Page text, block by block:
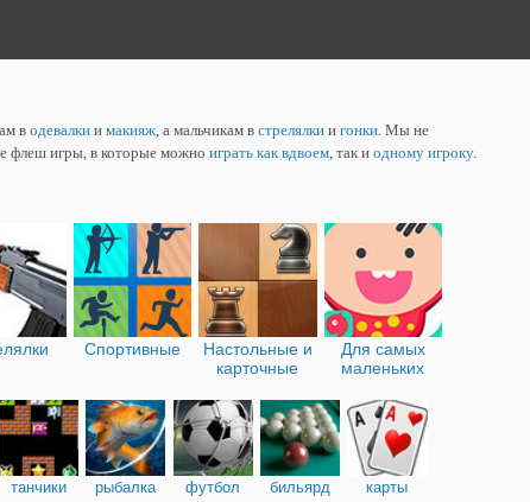
в одевалки и макияж, а мальчикам в стрелялки и гонки. Мы не
флеш игры, в которые можно играть как вдвоем, так и одному игроку.
Спортивные
Настольные и
карточные
Для самых
маленьких
танчики рыбалка футбол бильярд карты